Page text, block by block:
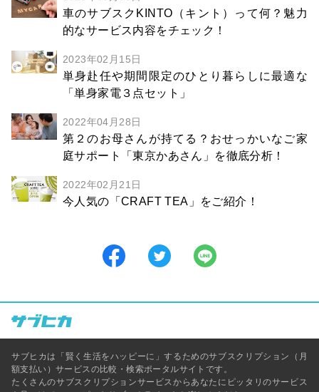
車のサブスクKINTO（キント）って何？魅力
的なサービス内容をチェック！
2023年02月15日
単身赴任や期間限定のひとり暮らしに最適な
「単身家電３点セット」
2022年04月28日
第２のお母さんが持てる？おせっかいなご家
庭サポート「東京かあさん」を徹底分析！
2022年02月21日
今人気の「CRAFT TEA」をご紹介！
サブヒカは「賢く生活をハッピーに」するためのサブスクリプション（月
額支払い）サービスの比較・検索ポータルサイトです。
たくさんのサブスクリプションサービスからあなたにピッタリのサービス